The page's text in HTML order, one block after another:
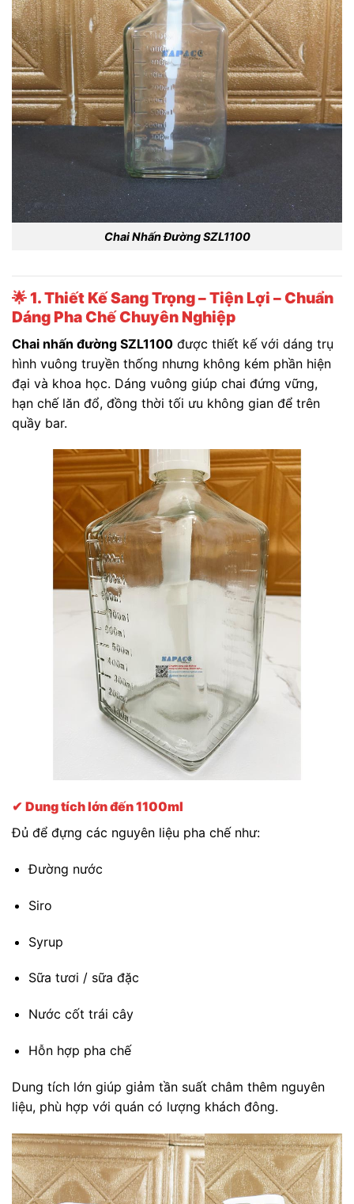
Chai Nhấn Đường SZL1100
🌟1. Thiết Kế Sang Trọng – Tiện Lợi – Chuẩn
Dáng Pha Chế Chuyên Nghiệp
Chai nhấn đường SZL1100 được thiết kế với dáng trụ
hình vuông truyền thống nhưng không kém phần hiện
đại và khoa học. Dáng vuông giúp chai đứng vững,
hạn chế lăn đổ, đồng thời tối ưu không gian để trên
quầy bar.
✔ Dung tích lớn đến 1100ml
Đủ để đựng các nguyên liệu pha chế như:
Đường nước
Siro
Syrup
Sữa tươi / sữa đặc
Nước cốt trái cây
Hỗn hợp pha chế
Dung tích lớn giúp giảm tần suất châm thêm nguyên
liệu, phù hợp với quán có lượng khách đông.